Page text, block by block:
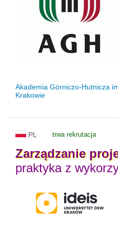
Akademia Górniczo-Hutnicza
Krakowie
PL trwa rekrutacja
Zarządzanie
praktyka z